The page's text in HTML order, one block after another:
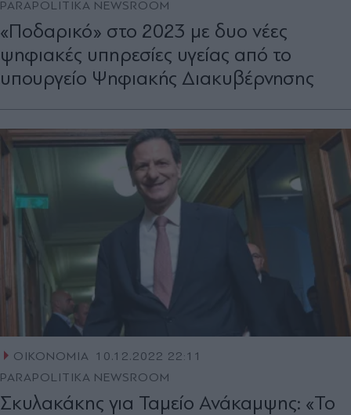
PARAPOLITIKA NEWSROOM
«Ποδαρικό» στο 2023 με δυο νέες
ψηφιακές υπηρεσίες υγείας από το
υπουργείο Ψηφιακής Διακυβέρνησης
ΟΙΚΟΝΟΜΙΑ 10.12.2022 22:11
PARAPOLITIKA NEWSROOM
Σκυλακάκης για Ταμείο Ανάκαμψης: «Το